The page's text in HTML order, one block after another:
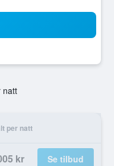
natt
per natt
kr Se tilbud